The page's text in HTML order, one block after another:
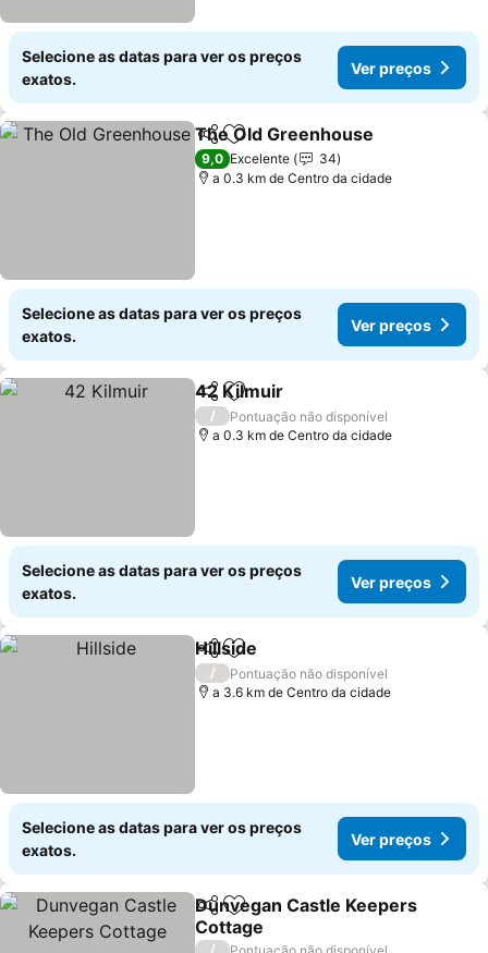
Selecione as datas para ver os preços
exatos.
Ver preços
PartilharAdicionar aos favoritos
The Old Greenhouse
9,0 Excelente
34
a 0.3 km de Centro da cidade
Selecione as datas para ver os preços
exatos.
Ver preços
PartilharAdicionar aos favoritos
42 Kilmuir
/
Pontuação não disponível
a 0.3 km de Centro da cidade
Selecione as datas para ver os preços
exatos.
Ver preços
PartilharAdicionar aos favoritos
Hillside
/
Pontuação não disponível
a 3.6 km de Centro da cidade
Selecione as datas para ver os preços
exatos.
Ver preços
PartilharAdicionar aos favoritos
Dunvegan Castle Keepers
Cottage
/ Pontuação não disponível